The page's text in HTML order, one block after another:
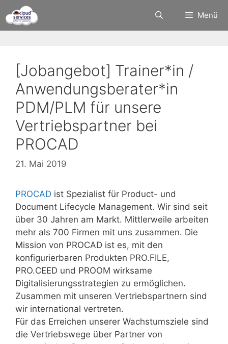
Inhalt
springen
Menü
[Jobangebot] Trainer*in /
Anwendungsberater*in
PDM/PLM für unsere
Vertriebspartner bei
PROCAD
21. Mai 2019
PROCAD ist Spezialist für Product- und
Document Lifecycle Management. Wir sind seit
über 30 Jahren am Markt. Mittlerweile arbeiten
mehr als 700 Firmen mit uns zusammen. Die
Mission von PROCAD ist es, mit den
konfigurierbaren Produkten PRO.FILE,
PRO.CEED und PROOM wirksame
Digitalisierungsstrategien zu ermöglichen.
Zusammen mit unseren Vertriebspartnern sind
wir international vertreten.
Für das Erreichen unserer Wachstumsziele sind
die Vertriebswege über Partner von